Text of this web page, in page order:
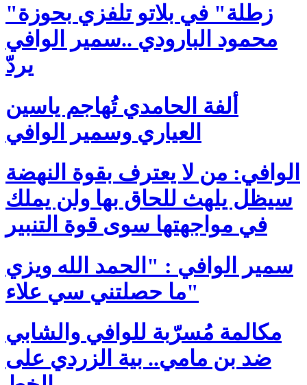
"زطلة" في بلاتو تلفزي بحوزة
محمود البارودي ..سمير الوافي
يردّ
ألفة الحامدي تُهاجم ياسين
العياري وسمير الوافي
الوافي: من لا يعترف بقوة النهضة
سيظل يلهث للحاق بها ولن يملك
في مواجهتها سوى قوة التنبير
سمير الوافي : "الحمد الله ويزي
ما حصلتني سي علاء"
مكالمة مُسرّبة للوافي والشابي
ضد بن مامي.. بية الزردي على